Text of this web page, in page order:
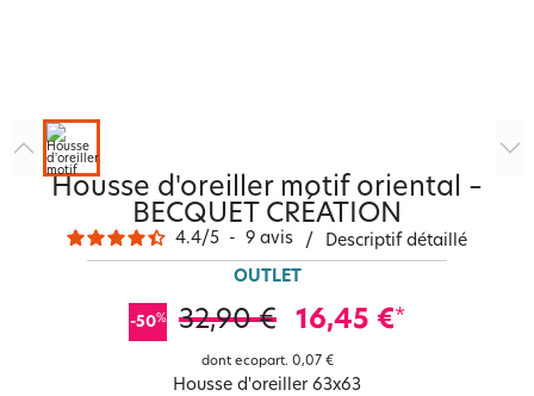
Housse d'oreiller motif oriental –
BECQUET CRÉATION
4.4/5 - 9 avis / Descriptif détaillé
OUTLET
-50% 32,90 € 16,45 €*
dont ecopart. 0,07 €
Housse d'oreiller 63x63